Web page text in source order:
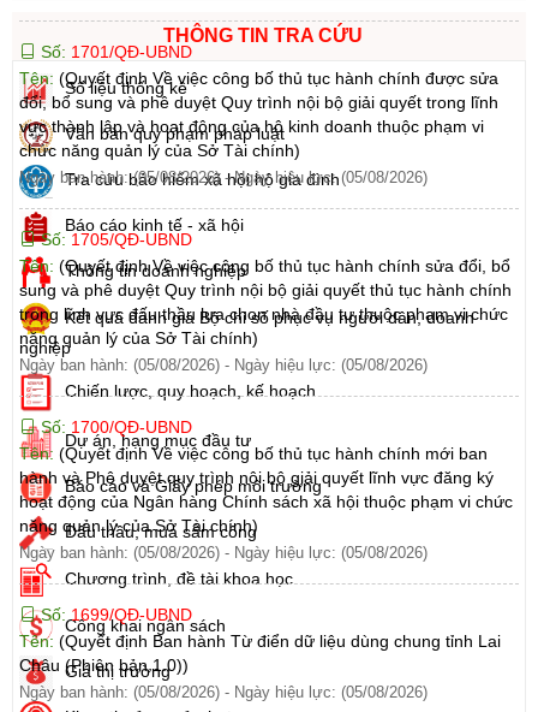
Số: 1701/QĐ-UBND
Tên: (Quyết định Về việc công bố thủ tục hành chính được sửa
đổi, bổ sung và phê duyệt Quy trình nội bộ giải quyết trong lĩnh
vực thành lập và hoạt động của hộ kinh doanh thuộc phạm vi
chức năng quản lý của Sở Tài chính)
Ngày ban hành: (05/08/2026) -Ngày hiệu lực: (05/08/2026)
Số: 1705/QĐ-UBND
Tên: (Quyết định Về việc công bố thủ tục hành chính sửa đổi, bổ
sung và phê duyệt Quy trình nội bộ giải quyết thủ tục hành chính
trong lĩnh vực đấu thầu lựa chọn nhà đầu tư thuộc phạm vi chức
năng quản lý của Sở Tài chính)
Ngày ban hành: (05/08/2026) - Ngày hiệu lực: (05/08/2026)
Số: 1700/QĐ-UBND
Tên: (Quyết định Về việc công bố thủ tục hành chính mới ban
hành và Phê duyệt quy trình nội bộ giải quyết lĩnh vực đăng ký
hoạt động của Ngân hàng Chính sách xã hội thuộc phạm vi chức
năng quản lý của Sở Tài chính)
Ngày ban hành: (05/08/2026) - Ngày hiệu lực: (05/08/2026)
Số: 1699/QĐ-UBND
Tên: (Quyết định Ban hành Từ điển dữ liệu dùng chung tỉnh Lai
Châu (Phiên bản 1.0))
Ngày ban hành: (05/08/2026) - Ngày hiệu lực: (05/08/2026)
THÔNG TIN TRA CỨU
Số liệu thống kê
Văn bản quy phạm pháp luật
Tra cứu bảo hiểm xã hội hộ gia đình
Báo cáo kinh tế - xã hội
Thông tin doanh nghiệp
Kết quả đánh giá Bộ chỉ số phục vụ người dân, doanh
nghiệp
Chiến lược, quy hoạch, kế hoạch
Dự án, hạng mục đầu tư
Báo cáo và Giấy phép môi trường
Đấu thầu, mua sắm công
Chương trình, đề tài khoa học
Công khai ngân sách
Giá thị trường